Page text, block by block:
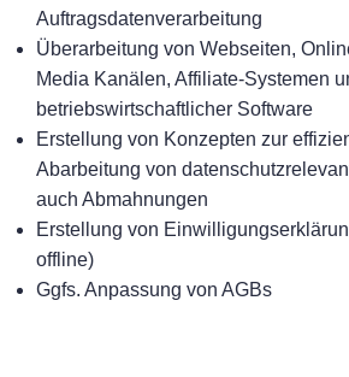
Auftragsdatenverarbeitung
Überarbeitung von Webseiten,
Media Kanälen, Affiliate-Systemen
betriebswirtschaftlicher Software
Erstellung von Konzepten zur
Abarbeitung von
auch Abmahnungen
Erstellung von
offline)
Ggfs. Anpassung von AGBs